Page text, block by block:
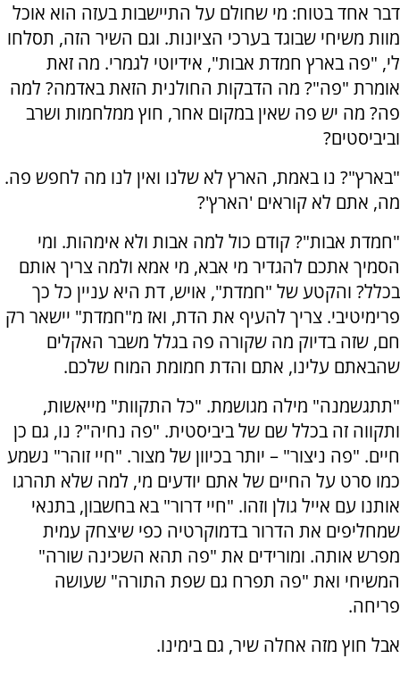
דבר אחד בטוח: מי שחולם על התיישבות בעזה הוא אוכל
מוות משיחי שבוגד בערכי הציונות. וגם השיר הזה, תסלחו
לי, "פה בארץ חמדת אבות", אידיוטי לגמרי. מה זאת
אומרת "פה"? מה הדבקות החולנית הזאת באדמה? למה
פה? מה יש פה שאין במקום אחר, חוץ ממלחמות ושרב
וביביסטים?
"בארץ"? נו באמת, הארץ לא שלנו ואין לנו מה לחפש פה.
מה, אתם לא קוראים 'הארץ'?
"חמדת אבות"? קודם כול למה אבות ולא אימהות. ומי
הסמיך אתכם להגדיר מי אבא, מי אמא ולמה צריך אותם
בכלל? והקטע של "חמדת", אויש, דת היא עניין כל כך
פרימיטיבי. צריך להעיף את הדת, ואז מ"חמדת" יישאר רק
חם, שזה בדיוק מה שקורה פה בגלל משבר האקלים
שהבאתם עלינו, אתם והדת חמומת המוח שלכם.
"תתגשמנה" מילה מגושמת. "כל התקוות" מייאשות,
ותקווה זה בכלל שם של ביביסטית. "פה נחיה"? נו, גם כן
חיים. "פה ניצור" – יותר בכיוון של מצור. "חיי זוהר" נשמע
כמו סרט על החיים של אתם יודעים מי, למה שלא תהרגו
אותנו עם אייל גולן וזהו. "חיי דרור" בא בחשבון, בתנאי
שמחליפים את הדרור בדמוקרטיה כפי שיצחק עמית
מפרש אותה. ומורידים את "פה תהא השכינה שורה"
המשיחי ואת "פה תפרח גם שפת התורה" שעושה
פריחה.
אבל חוץ מזה אחלה שיר, גם בימינו.